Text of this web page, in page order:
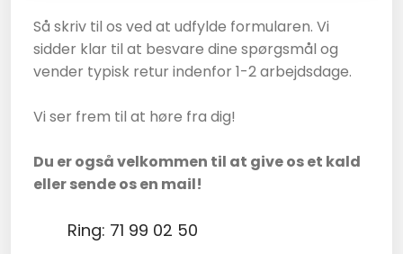
Så skriv til os ved at udfylde formularen. Vi
sidder klar til at besvare dine spørgsmål og
vender typisk retur indenfor 1-2 arbejdsdage.
Vi ser frem til at høre fra dig!
Du er også velkommen til at give os et kald
eller sende os en mail!​
Ring: 71 99 02 50